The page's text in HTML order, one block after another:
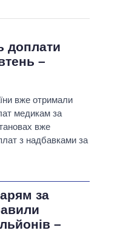
доплати
–
вже отримали
медикам за
вже
з надбавками за
за
–